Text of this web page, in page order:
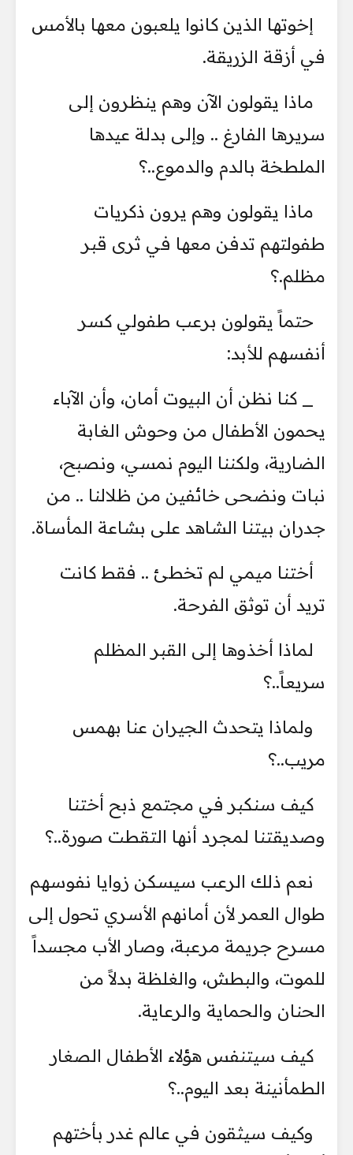
إخوتها الذين كانوا يلعبون معها بالأمس
في أزقة الزريقة.
ماذا يقولون الآن وهم ينظرون إلى
سريرها الفارغ .. وإلى بدلة عيدها
الملطخة بالدم والدموع..؟
ماذا يقولون وهم يرون ذكريات
طفولتهم تدفن معها في ثرى قبر
مظلم.؟
حتماً يقولون برعب طفولي كسر
أنفسهم للأبد:
_ كنا نظن أن البيوت أمان، وأن الآباء
يحمون الأطفال من وحوش الغابة
الضارية، ولكننا اليوم نمسي، ونصبح،
نبات ونضحى خائفين من ظلالنا .. من
جدران بيتنا الشاهد على بشاعة المأساة.
أختنا ميمي لم تخطئ .. فقط كانت
تريد أن توثق الفرحة.
لماذا أخذوها إلى القبر المظلم
سريعاً..؟
ولماذا يتحدث الجيران عنا بهمس
مريب..؟
كيف سنكبر في مجتمع ذبح أختنا
وصديقتنا لمجرد أنها التقطت صورة..؟
نعم ذلك الرعب سيسكن زوايا نفوسهم
طوال العمر لأن أمانهم الأسري تحول إلى
مسرح جريمة مرعبة، وصار الأب مجسداً
للموت، والبطش، والغلظة بدلاً من
الحنان والحماية والرعاية.
كيف سيتنفس هؤلاء الأطفال الصغار
الطمأنينة بعد اليوم..؟
وكيف سيثقون في عالم غدر بأختهم